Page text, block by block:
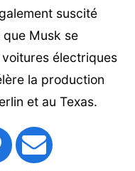
suscité
Musk se
électriques
la production
et au Texas.